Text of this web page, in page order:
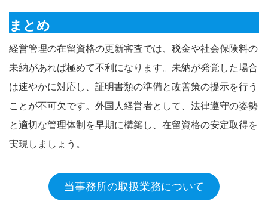
まとめ
経営管理の在留資格の更新審査では、税金や社会保険料の
未納があれば極めて不利になります。未納が発覚した場合
は速やかに対応し、証明書類の準備と改善策の提示を行う
ことが不可欠です。外国人経営者として、法律遵守の姿勢
と適切な管理体制を早期に構築し、在留資格の安定取得を
実現しましょう。
当事務所の取扱業務について